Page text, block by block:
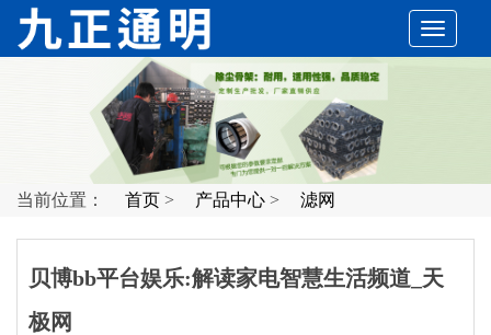
切
导
当前位置： 首页 > 产品中心 > 滤网
贝博bb平台娱乐:解读家电智慧生活频道_天
极网